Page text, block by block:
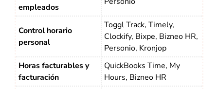
empleados
Control horario
personal
Toggl Track, Timely,
Clockify, Bixpe, Bizneo HR,
Personio, Kronjop
Horas facturables y
facturación
QuickBooks Time, My
Hours, Bizneo HR